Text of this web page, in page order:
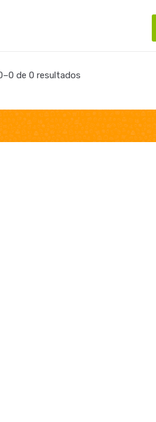
de 0 resultados